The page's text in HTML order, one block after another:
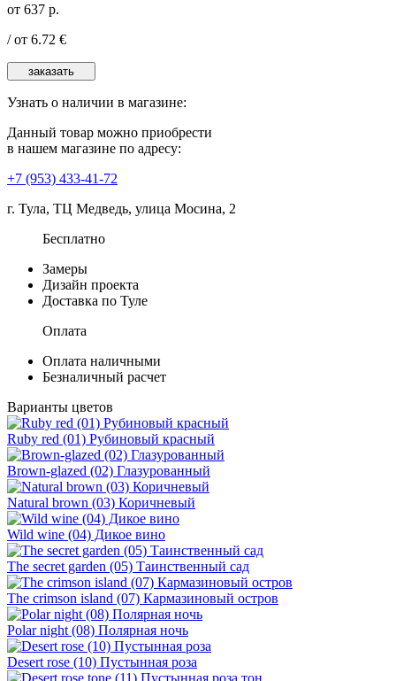
от 637 р.
/ от 6.72 €
Узнать о наличии в магазине:
Данный товар можно приобрести
в нашем магазине по адресу:
+7 (953) 433-41-72
г. Тула, ТЦ Медведь, улица Мосина, 2
Бесплатно
Замеры
Дизайн проекта
Доставка по Туле
Оплата
Оплата наличными
Безналичный расчет
Варианты цветов
Ruby red (01) Рубиновый красный
Brown-glazed (02) Глазурованный
Natural brown (03) Коричневый
Wild wine (04) Дикое вино
The secret garden (05) Таинственный сад
The crimson island (07) Кармазиновый остров
Polar night (08) Полярная ночь
Desert rose (10) Пустынная роза